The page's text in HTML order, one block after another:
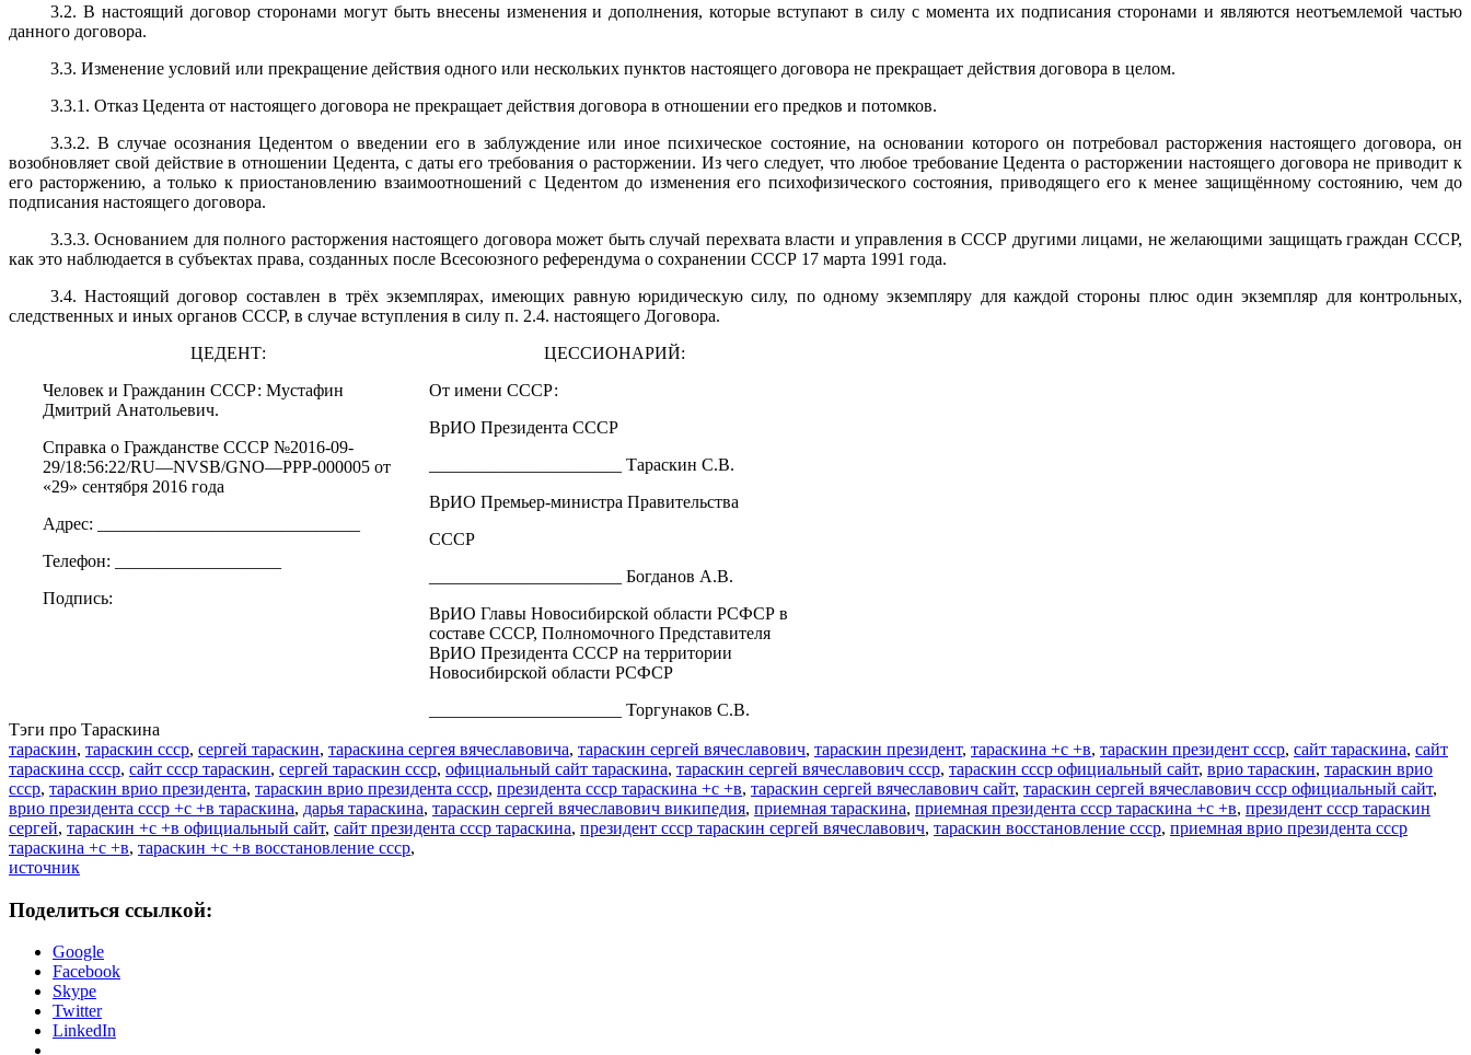
3.2. В настоящий договор сторонами могут быть внесены изменения и дополнения, которые вступают в силу с момента их подписания сторонами и являются неотъемлемой частью
данного договора.
3.3. Изменение условий или прекращение действия одного или нескольких пунктов настоящего договора не прекращает действия договора в целом.
3.3.1. Отказ Цедента от настоящего договора не прекращает действия договора в отношении его предков и потомков.
3.3.2. В случае осознания Цедентом о введении его в заблуждение или иное психическое состояние, на основании которого он потребовал расторжения настоящего договора, он
возобновляет свой действие в отношении Цедента, с даты его требования о расторжении. Из чего следует, что любое требование Цедента о расторжении настоящего договора не приводит к
его расторжению, а только к приостановлению взаимоотношений с Цедентом до изменения его психофизического состояния, приводящего его к менее защищённому состоянию, чем до
подписания настоящего договора.
3.3.3. Основанием для полного расторжения настоящего договора может быть случай перехвата власти и управления в СССР другими лицами, не желающими защищать граждан СССР,
как это наблюдается в субъектах права, созданных после Всесоюзного референдума о сохранении СССР 17 марта 1991 года.
3.4. Настоящий договор составлен в трёх экземплярах, имеющих равную юридическую силу, по одному экземпляру для каждой стороны плюс один экземпляр для контрольных,
следственных и иных органов СССР, в случае вступления в силу п. 2.4. настоящего Договора.
ЦЕДЕНТ:
Человек и Гражданин СССР: Мустафин
Дмитрий Анатольевич.
Справка о Гражданстве СССР №2016-09-
29/18:56:22/RU—NVSB/GNO—PPP-000005 от
«29» сентября 2016 года
Адрес:
Телефон: ___________________
Подпись:
ЦЕССИОНАРИЙ:
От имени СССР:
ВрИО Президента СССР
______________________ Тараскин С.В.
ВрИО Премьер-министра Правительства
СССР
______________________ Богданов А.В.
ВрИО Главы Новосибирской области РСФСР в
составе СССР, Полномочного Представителя
ВрИО Президента СССР на территории
Новосибирской области РСФСР
______________________ Торгунаков С.В.
Тэги про Тараскина
тараскин, тараскин ссср, сергей тараскин, тараскина сергея вячеславовича, тараскин сергей вячеславович, тараскин президент, тараскина +с +в, тараскин президент ссср, сайт тараскина, сайт
тараскина ссср, сайт ссср тараскин, сергей тараскин ссср, официальный сайт тараскина, тараскин сергей вячеславович ссср, тараскин ссср официальный сайт, врио тараскин, тараскин врио
ссср, тараскин врио президента, тараскин врио президента ссср, президента ссср тараскина +с +в, тараскин сергей вячеславович сайт, тараскин сергей вячеславович ссср официальный сайт,
врио президента ссср +с +в тараскина, дарья тараскина, тараскин сергей вячеславович википедия, приемная тараскина, приемная президента ссср тараскина +с +в, президент ссср тараскин
сергей, тараскин +с +в официальный сайт, сайт президента ссср тараскина, президент ссср тараскин сергей вячеславович, тараскин восстановление ссср, приемная врио президента ссср
тараскина +с +в, тараскин +с +в восстановление ссср,
источник
Поделиться ссылкой:
Google
Facebook
Skype
Twitter
LinkedIn